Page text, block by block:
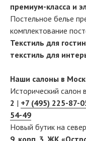
премиум-класса и
Постельное белье
комплектование
Текстиль для
текстиль для
Наши салоны в
Исторический салон
2 | +7 (495) 225-87-
54-49
Новый бутик на
9, корп. 3, ЖК